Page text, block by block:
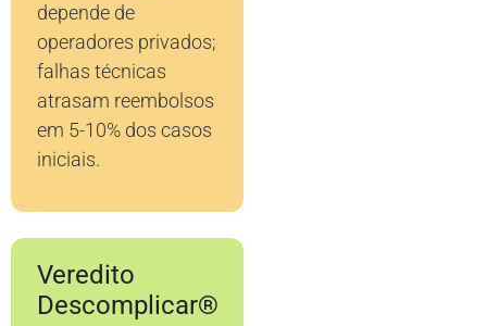
depende de
operadores privados;
falhas técnicas
atrasam reembolsos
em 5-10% dos casos
iniciais.
Veredito
Descomplicar®